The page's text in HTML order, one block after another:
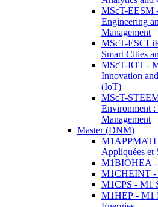
MScT-EESM
Engineering
Management
MScT-
Smart Cities
MScT-IOT -
Innovation
(IoT)
MScT-
Environment
Management
Master (DNM)
Appliquées et
M1BIOHEA -
M1CHEINT -
M1CPS - M1
M1HEP - M1